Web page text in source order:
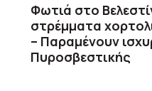
Φωτιά στο
στρέμματα
– Παραμένουν
Πυροσβεστικής